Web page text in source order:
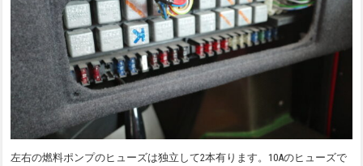
左右の燃料ポンプのヒューズは独立して2本有ります。10Aのヒューズで